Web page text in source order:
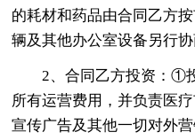
的耗材和药品由合同乙方
辆及其他办公室设备另行协
2、合同乙方投资：①
所有运营费用，并负责医
宣传广告及其他一切对外